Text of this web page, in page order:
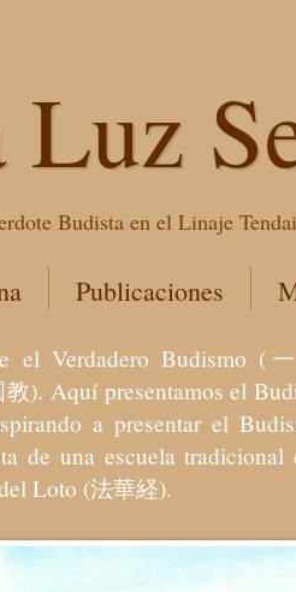
Budista en el Linaje
Publicaciones
el Verdadero Budismo
). Aquí presentamos el
a presentar el
de una escuela tradicional
Loto (法華経).